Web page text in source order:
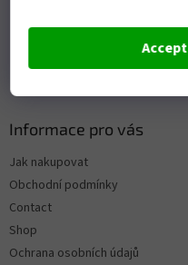
Accept
Informace pro vás
Jak nakupovat
Obchodní podmínky
Contact
Shop
Ochrana osobních údajů